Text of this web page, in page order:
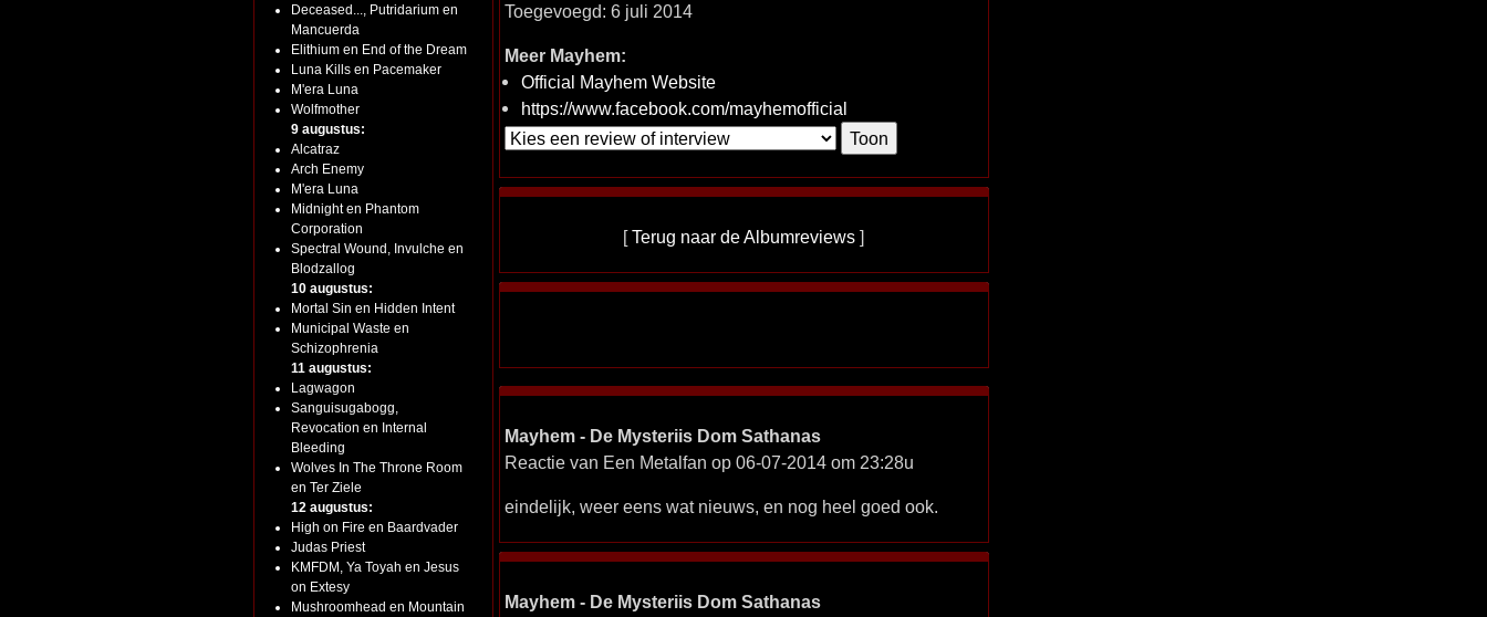
Deceased..., Putridarium en
Mancuerda
Elithium en End of the Dream
Luna Kills en Pacemaker
M'era Luna
Wolfmother
9 augustus:
Alcatraz
Arch Enemy
M'era Luna
Midnight en Phantom
Corporation
Spectral Wound, Invulche en
Blodzallog
10 augustus:
Mortal Sin en Hidden Intent
Municipal Waste en
Schizophrenia
11 augustus:
Lagwagon
Sanguisugabogg,
Revocation en Internal
Bleeding
Wolves In The Throne Room
en Ter Ziele
12 augustus:
High on Fire en Baardvader
Judas Priest
KMFDM, Ya Toyah en Jesus
on Extesy
Mushroomhead en Mountain
Toegevoegd: 6 juli 2014
Meer Mayhem:
Official Mayhem Website
https://www.facebook.com/mayhemofficial
[Terug naar de Albumreviews ]
Mayhem - De Mysteriis Dom Sathanas
Reactie van Een Metalfan op 06-07-2014 om 23:28u
eindelijk, weer eens wat nieuws, en nog heel goed ook.
Mayhem - De Mysteriis Dom Sathanas